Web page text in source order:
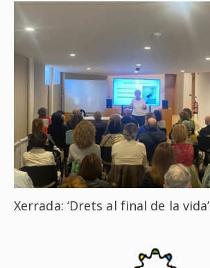
Xerrada: ‘Drets al final de la vida’